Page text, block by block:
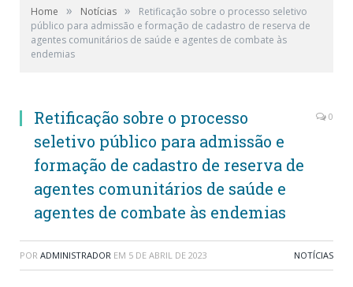
Home » Notícias »
Retificação sobre o processo seletivo
público para admissão e formação de cadastro de reserva de
agentes comunitários de saúde e agentes de combate às
endemias
Retificação sobre o processo
seletivo público para admissão e
formação de cadastro de reserva de
agentes comunitários de saúde e
agentes de combate às endemias
0
POR ADMINISTRADOR EM 5 DE ABRIL DE 2023 NOTÍCIAS